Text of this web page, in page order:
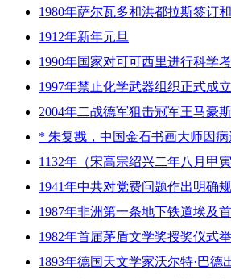
1980年萨尔瓦多和洪都拉斯签订
1912年新年元旦
1990年国家对可可西里进行科学
1997年禁止化学武器组织正式成立
2004年二战德军狙击冠军王马豪
* 朱复戡，中国金石书画大师因病
1132年（宋高宗绍兴二年八月甲
1941年中共对党费问题作出明确
1987年非洲第一条地下铁道埃及
1982年首届茅盾文学奖授奖仪式
1893年德国天文学家沃尔特·巴德